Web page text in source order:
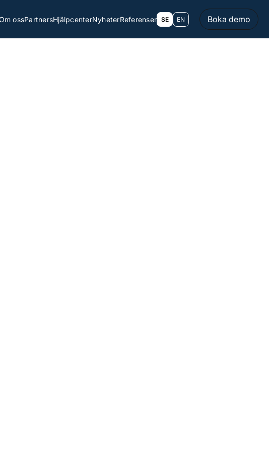
ossPartnersHjälpcenterNyheterReferenser SE EN Boka demo